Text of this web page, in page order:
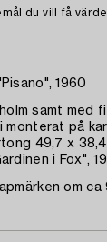
du vill få
1960
samt med
på
49,7 x
i Fox",
om